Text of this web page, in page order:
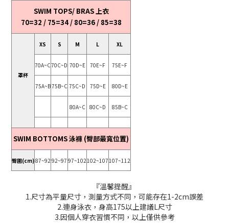
SWIM TOPS/ BRAS 上衣
70=32 / 75=34 / 80=36 / 85=38
罩杯
XS S M L XL
70A~C70C~D 70D~E 70E~F 75E~F
75A~B75B~C 75C~D 75D~E 80D~E
80A~C 80C~D 85B~C
SWIM BOTTOMS 泳褲 (臀部最寬位置)
臀圍(cm)87~9292~97 97~102102~107107~112
『溫馨提醒』
1.尺寸為平量尺寸，測量方式不同，可能存在1-2cm誤差
2.連身泳衣，身高175以上建議L尺寸
3.因個人穿衣習慣不同，以上僅供參考